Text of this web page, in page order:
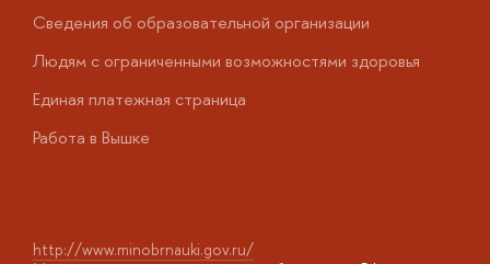
Сведения об образовательной организации
Людям с ограниченными возможностями здоровья
Единая платежная страница
Работа в Вышке
http://www.minobrnauki.gov.ru/